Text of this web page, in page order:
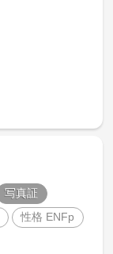
写真証
性格 ENFp